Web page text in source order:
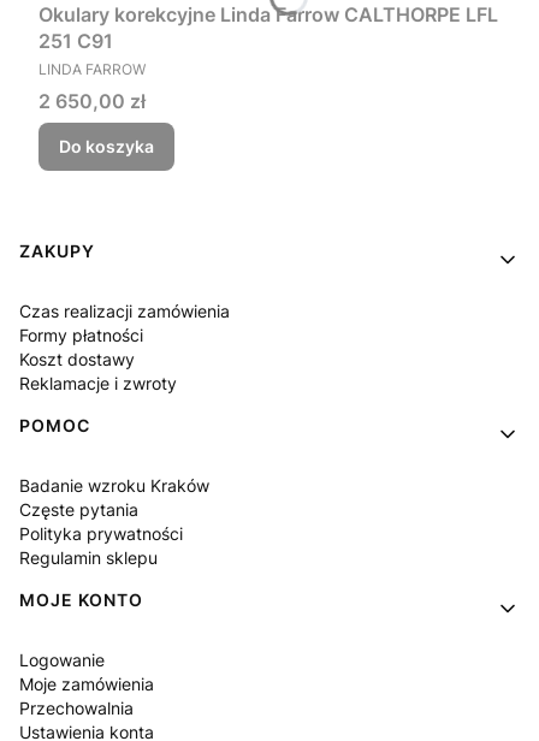
Okulary korekcyjne Linda Farrow CALTHORPE LFL
251 C91
PRODUCENT
LINDA FARROW
Cena
2 650,00 zł
Do koszyka
Linki w stopce
ZAKUPY
Czas realizacji zamówienia
Formy płatności
Koszt dostawy
Reklamacje i zwroty
POMOC
Badanie wzroku Kraków
Częste pytania
Polityka prywatności
Regulamin sklepu
MOJE KONTO
Logowanie
Moje zamówienia
Przechowalnia
Ustawienia konta